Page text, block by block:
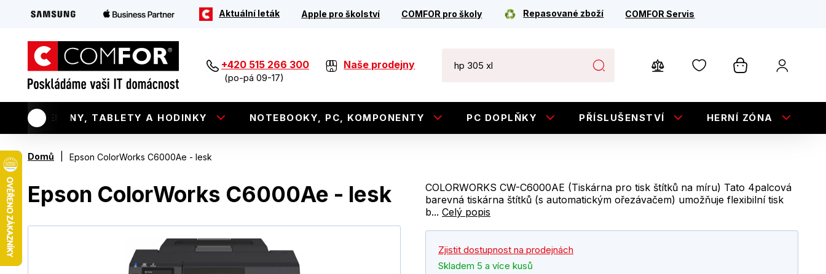
Aktuální leták Apple pro školství COMFOR pro školy Repasované zboží COMFOR Servis
+420 515 266 300
(po-pá 09-17)
Naše prodejny
TELEFONY, TABLETY A HODINKY NOTEBOOKY, PC, KOMPONENTY PC DOPLŇKY PŘÍSLUŠENSTVÍ HERNÍ ZÓNA
Domů Epson ColorWorks C6000Ae - lesk
Epson ColorWorks C6000Ae - lesk
COLORWORKS CW-C6000AE (Tiskárna pro tisk štítků na míru) Tato 4palcová
barevná tiskárna štítků (s automatickým ořezávačem) umožňuje flexibilní tisk
b... Celý popis
Zjistit dostupnost na prodejnách
Skladem 5 a více kusů